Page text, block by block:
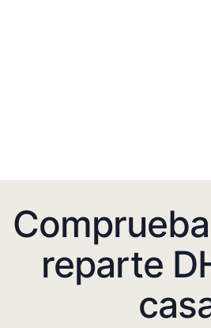
reparte